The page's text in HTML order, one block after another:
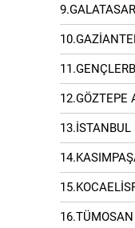
12.GÖZTEPE
13.İSTANBUL